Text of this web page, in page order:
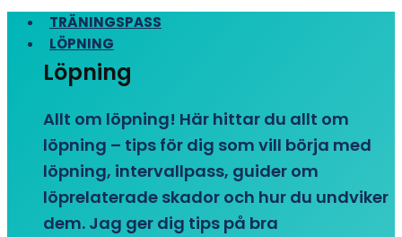
TRÄNINGSPASS
LÖPNING
Löpning
Allt om löpning! Här hittar du allt om
löpning – tips för dig som vill börja med
löpning, intervallpass, guider om
löprelaterade skador och hur du undviker
dem. Jag ger dig tips på bra